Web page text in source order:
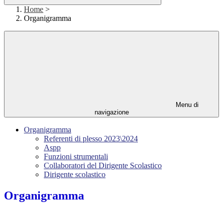
Home >
Organigramma
Menu di
navigazione
Organigramma
Referenti di plesso 2023\2024
Aspp
Funzioni strumentali
Collaboratori del Dirigente Scolastico
Dirigente scolastico
Organigramma